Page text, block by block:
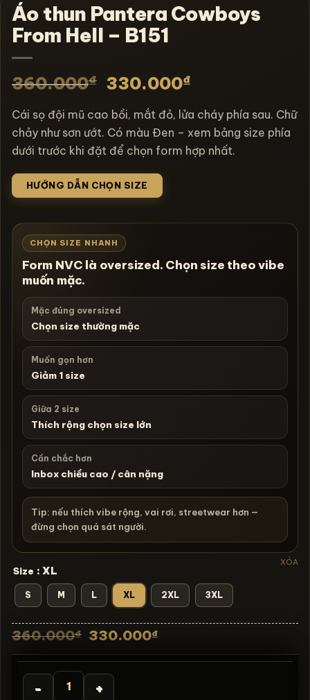
Áo thun Pantera Cowboys
From Hell – B151
360.000₫ 330.000₫
Cái sọ đội mũ cao bồi, mắt đỏ, lửa cháy phía sau. Chữ
chảy như sơn ướt. Có màu Đen – xem bảng size phía
dưới trước khi đặt để chọn form hợp nhất.
HƯỚNG DẪN CHỌN SIZE
CHỌN SIZE NHANH
Form NVC là oversized. Chọn size theo vibe
muốn mặc.
Mặc đúng oversized
Chọn size thường mặc
Muốn gọn hơn
Giảm 1 size
Giữa 2 size
Thích rộng chọn size lớn
Cần chắc hơn
Inbox chiều cao / cân nặng
Tip: nếu thích vibe rộng, vai rơi, streetwear hơn —
đừng chọn quá sát người.
Size : XL
S M L XL 2XL 3XL
XÓA
360.000₫ Giá
là:
360.000₫.
330.000₫Giá
tại
Áo thun Pantera Cowboys From Hell - B151 số lượng